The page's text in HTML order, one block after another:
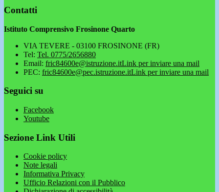
Contatti
Istituto Comprensivo Frosinone Quarto
VIA TEVERE - 03100 FROSINONE (FR)
Tel: Tel. 0775/2656880
Email: fric84600e@istruzione.itLink per inviare una mail
PEC: fric84600e@pec.istruzione.itLink per inviare una mail
Seguici su
Facebook
Youtube
Sezione Link Utili
Cookie policy
Note legali
Informativa Privacy
Ufficio Relazioni con il Pubblico